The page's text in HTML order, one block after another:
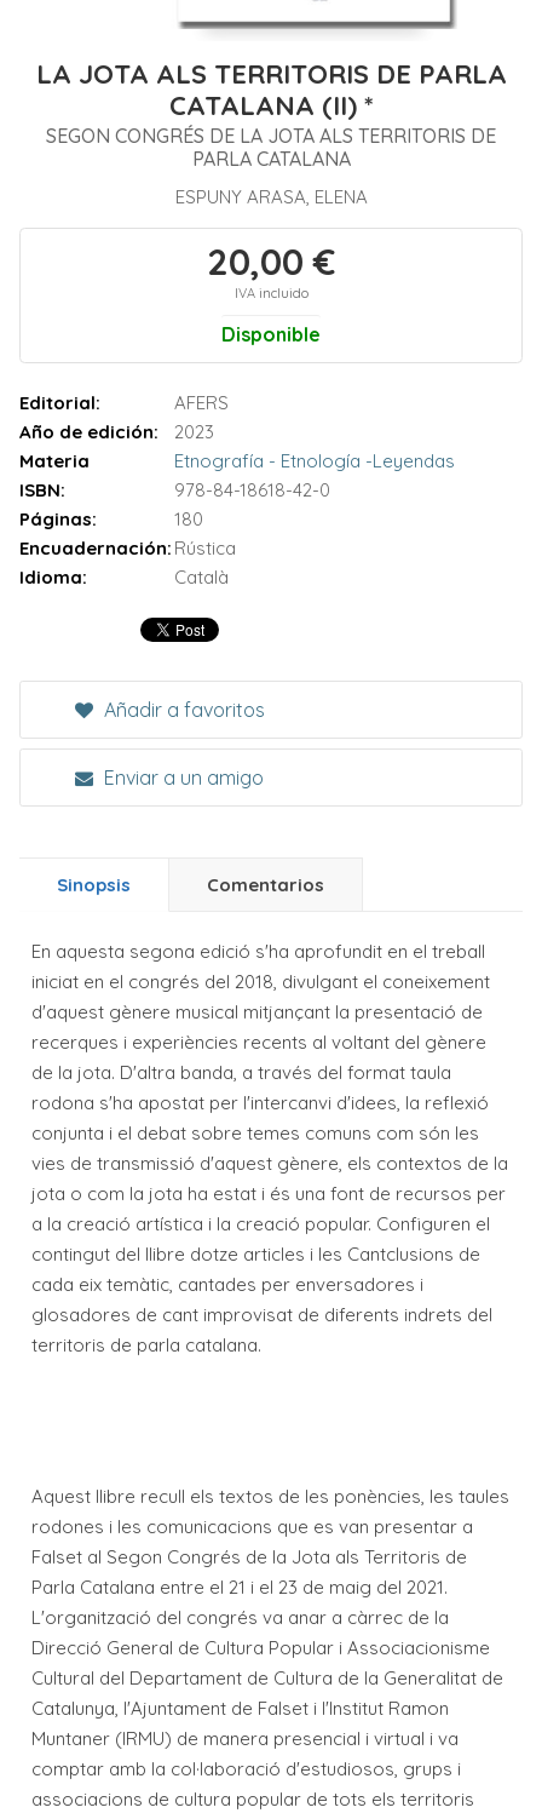
LA JOTA ALS TERRITORIS DE PARLA
CATALANA (II) *
SEGON CONGRÉS DE LA JOTA ALS TERRITORIS DE
PARLA CATALANA
ESPUNY ARASA, ELENA
20,00 €
IVA incluido
Disponible
Editorial:
AFERS
Año de edición:
2023
Materia
Etnografía - Etnología -Leyendas
ISBN:
978-84-18618-42-0
Páginas:
180
Encuadernación: Rústica
Idioma:
Català
Añadir a favoritos
Enviar a un amigo
Sinopsis Comentarios
En aquesta segona edició s'ha aprofundit en el treball
iniciat en el congrés del 2018, divulgant el coneixement
d'aquest gènere musical mitjançant la presentació de
recerques i experiències recents al voltant del gènere
de la jota. D'altra banda, a través del format taula
rodona s'ha apostat per l'intercanvi d'idees, la reflexió
conjunta i el debat sobre temes comuns com són les
vies de transmissió d'aquest gènere, els contextos de la
jota o com la jota ha estat i és una font de recursos per
a la creació artística i la creació popular. Configuren el
contingut del llibre dotze articles i les Cantclusions de
cada eix temàtic, cantades per enversadores i
glosadores de cant improvisat de diferents indrets del
territoris de parla catalana.
Aquest llibre recull els textos de les ponències, les taules
rodones i les comunicacions que es van presentar a
Falset al Segon Congrés de la Jota als Territoris de
Parla Catalana entre el 21 i el 23 de maig del 2021.
L'organització del congrés va anar a càrrec de la
Direcció General de Cultura Popular i Associacionisme
Cultural del Departament de Cultura de la Generalitat de
Catalunya, l'Ajuntament de Falset i l'Institut Ramon
Muntaner (IRMU) de manera presencial i virtual i va
comptar amb la col·laboració d'estudiosos, grups i
associacions de cultura popular de tots els territoris